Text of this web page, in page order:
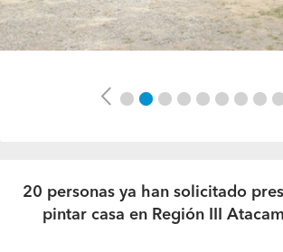
Previous
20 personas ya han solicitado
pintar casa en Región III